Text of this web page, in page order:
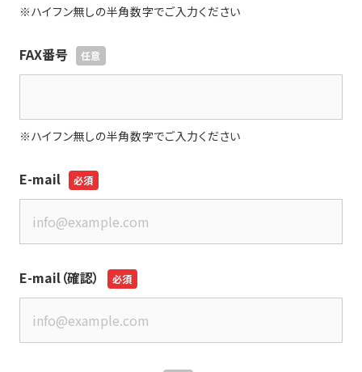
※ハイフン無しの半角数字でご入力ください
FAX番号
※ハイフン無しの半角数字でご入力ください
E-mail
E-mail（確認）